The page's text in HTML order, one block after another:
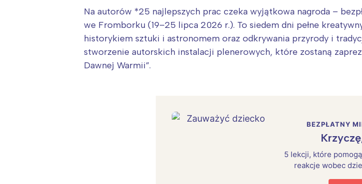
Na autorów *25 najlepszych prac czeka wyjątkowa nagroda –
we Fromborku (19–25 lipca 2026 r.). To siedem dni pełne
historykiem sztuki i astronomem oraz odkrywania przyrody i
stworzenie autorskich instalacji plenerowych, które zostaną
Dawnej Warmii”.
BEZPŁATNY
5 lekcji, które
reakcje wobec